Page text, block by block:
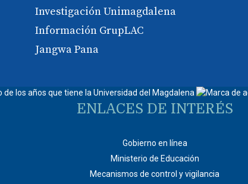
Investigación Unimagdalena
Información GrupLAC
Jangwa Pana
ENLACES DE INTERÉS
Gobierno en línea
Ministerio de Educación
Mecanismos de control y vigilancia